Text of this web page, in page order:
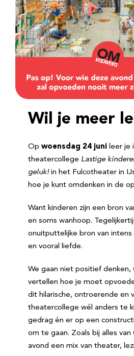
Wil je meer
Op woensdag 24 juni leer je
theatercollege Lastige
geluk! in het Fulcotheater in
hoe je kunt omdenken in de
Want kinderen zijn een bron
en soms wanhoop.
onuitputtelijke bron van intens
en vooral liefde.
We gaan niet positief denken,
vertellen hoe je moet
dit hilarische, ontroerende en
theatercollege wél anders te
gedrag én er op een
om te gaan. Zoals bij alles
avond een mix van theater,